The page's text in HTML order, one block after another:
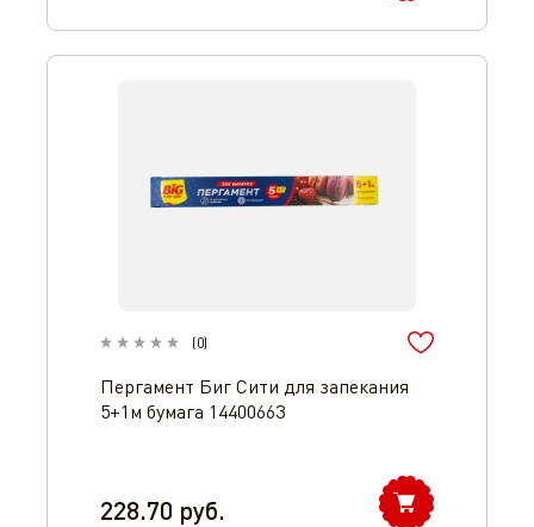
(0)
Пергамент Биг Сити для запекания
5+1м бумага 14400663
228.70 руб.